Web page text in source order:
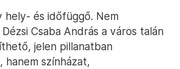
hely- és időfüggő. Nem
Csaba András a város talán
jelen pillanatban
színházat,